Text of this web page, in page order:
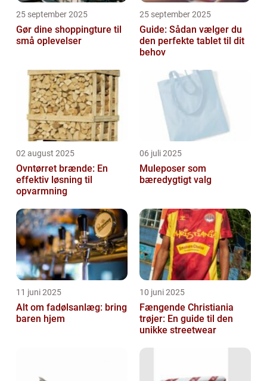
25 september 2025
Gør dine shoppingture til
små oplevelser
25 september 2025
Guide: Sådan vælger du
den perfekte tablet til dit
behov
02 august 2025
Ovntørret brænde: En
effektiv løsning til
opvarmning
06 juli 2025
Muleposer som
bæredygtigt valg
11 juni 2025
Alt om fadølsanlæg: bring
baren hjem
10 juni 2025
Fængende Christiania
trøjer: En guide til den
unikke streetwear